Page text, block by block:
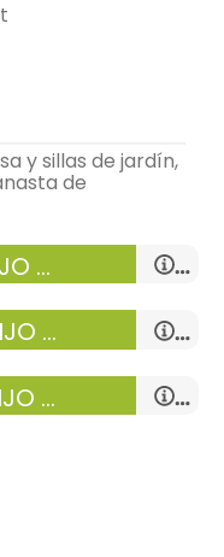
y sillas de jardín,
de
-
y 2 baños
- 5